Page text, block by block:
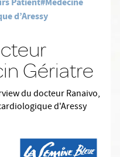
d’Aressy
Gériatre
du docteur Ranaivo,
d'Aressy